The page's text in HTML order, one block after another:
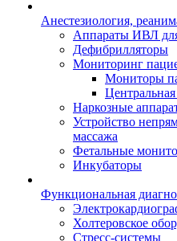
Анестезиология,
Аппараты ИВЛ
Дефибрилляторы
Мониторинг
Мониторы
Наркозные
Устройство
массажа
Фетальные
Инкубаторы
Функциональная
Холтеровское
Стресс-системы